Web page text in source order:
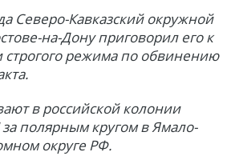
Северо-Кавказский окружной
на-Дону приговорил его к
строгого режима по обвинению
в российской колонии
полярным кругом в Ямало-
округе РФ.